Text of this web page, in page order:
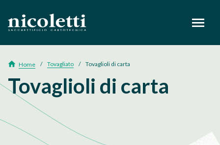
footer
Home Tovagliato Tovaglioli di carta
Tovaglioli di carta